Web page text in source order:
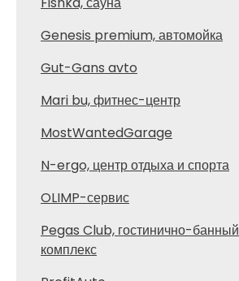
Genesis premium, автомойка
Gut-Gans avto
Mari bu, фитнес-центр
MostWantedGarage
N-ergo, центр отдыха и спорта
OLIMP-сервис
Pegas Club, гостинично-банный
комплекс